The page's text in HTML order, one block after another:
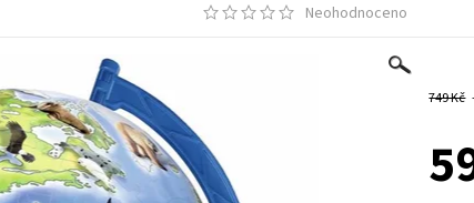
Neohodnoceno
749 Kč